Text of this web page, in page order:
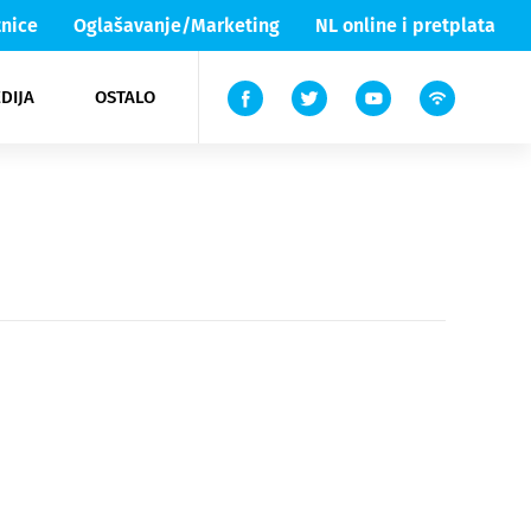
Oglašavanje/Marketing NL online i pretplata
OSTALO
Lika & Senj
TV